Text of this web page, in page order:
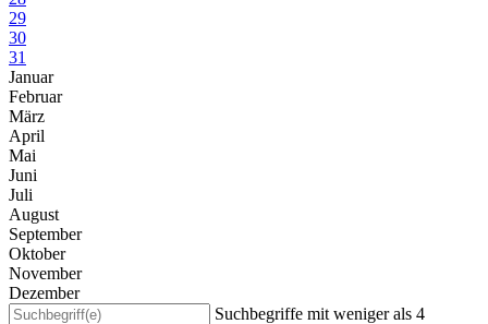
29
30
31
Januar
Februar
März
April
Mai
Juni
Juli
August
September
Oktober
November
Dezember
Suchbegriffe mit weniger als 4